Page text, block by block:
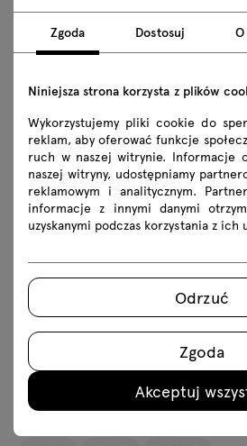
Specyfikacja techniczna
Wykończenia
Ekologia
Do pobrania
Pobierz
Lookbook
Zasady użytkowania
Pobierz modele 3D wszystkich symboli z
Zgoda Dostosuj
Niniejsza strona korzysta z plików
Wykorzystujemy pliki cookie do
reklam, aby oferować funkcje
ruch w naszej witrynie. Informacje
naszej witryny, udostępniamy
reklamowym i analitycznym.
informacje z innymi danymi
uzyskanymi podczas korzystania z ich
Odrzuć
Zgoda
Akceptuj